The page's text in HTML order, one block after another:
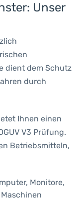
Unser
dient dem Schutz
durch
Ihnen einen
V3 Prüfung.
Betriebsmitteln,
Monitore,